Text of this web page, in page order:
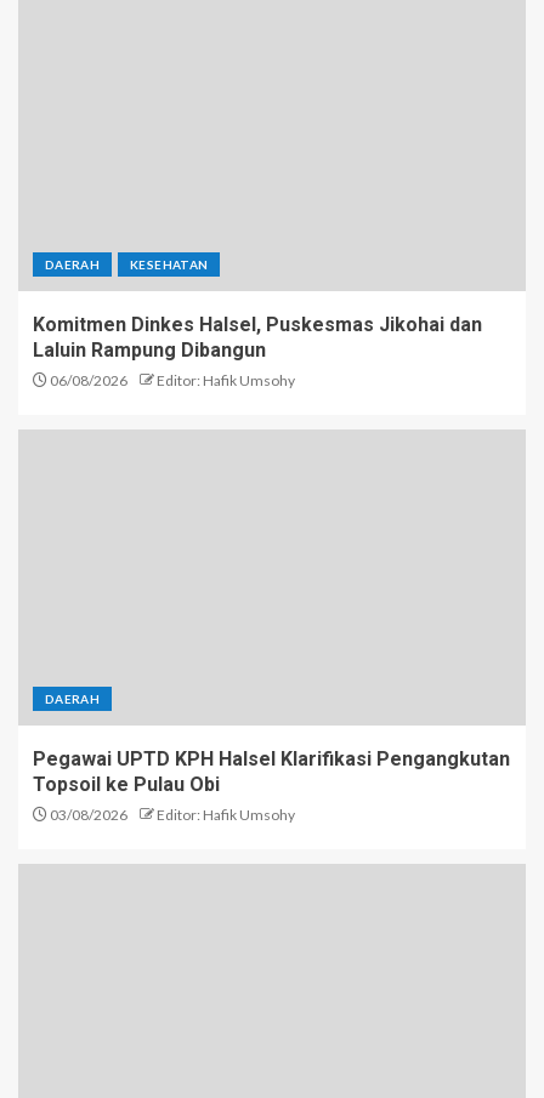
DAERAH KESEHATAN
Komitmen Dinkes Halsel, Puskesmas Jikohai dan
Laluin Rampung Dibangun
06/08/2026 Editor: Hafik Umsohy
DAERAH
Pegawai UPTD KPH Halsel Klarifikasi Pengangkutan
Topsoil ke Pulau Obi
03/08/2026 Editor: Hafik Umsohy